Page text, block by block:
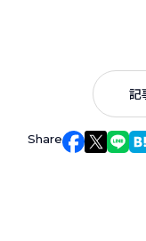
Share Facebook
Xでシ
記